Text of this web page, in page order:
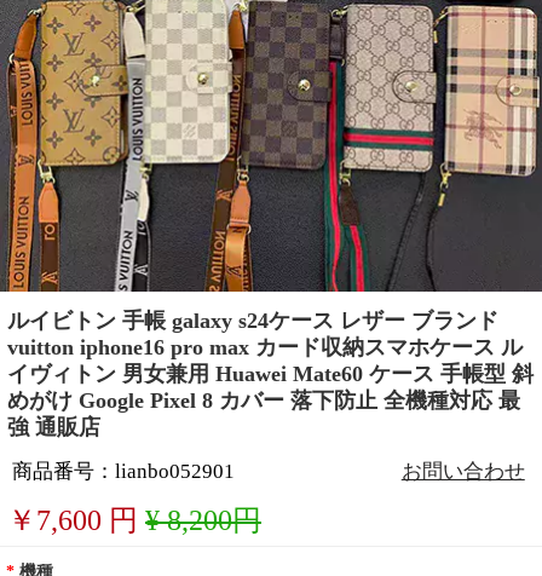
ルイビトン 手帳 galaxy s24ケース レザー ブランド
vuitton iphone16 pro max カード収納スマホケース ル
イヴィトン 男女兼用 Huawei Mate60 ケース 手帳型 斜
めがけ Google Pixel 8 カバー 落下防止 全機種対応 最
強 通販店
商品番号：lianbo052901 お問い合わせ
￥ 7,600 円 ¥ 8,200円
* 機種